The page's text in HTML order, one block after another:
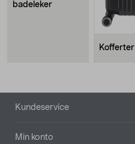
badeleker
Kofferter
Bunntekst
Kundeservice
Min konto